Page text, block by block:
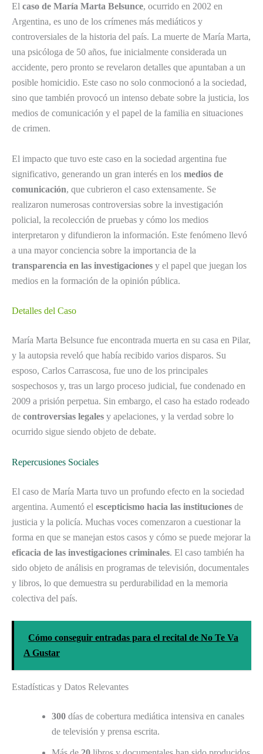
El caso de María Marta Belsunce, ocurrido en 2002 en
Argentina, es uno de los crímenes más mediáticos y
controversiales de la historia del país. La muerte de María Marta,
una psicóloga de 50 años, fue inicialmente considerada un
accidente, pero pronto se revelaron detalles que apuntaban a un
posible homicidio. Este caso no solo conmocionó a la sociedad,
sino que también provocó un intenso debate sobre la justicia, los
medios de comunicación y el papel de la familia en situaciones
de crimen.
El impacto que tuvo este caso en la sociedad argentina fue
significativo, generando un gran interés en los medios de
comunicación, que cubrieron el caso extensamente. Se
realizaron numerosas controversias sobre la investigación
policial, la recolección de pruebas y cómo los medios
interpretaron y difundieron la información. Este fenómeno llevó
a una mayor conciencia sobre la importancia de la
transparencia en las investigaciones y el papel que juegan los
medios en la formación de la opinión pública.
Detalles del Caso
María Marta Belsunce fue encontrada muerta en su casa en Pilar,
y la autopsia reveló que había recibido varios disparos. Su
esposo, Carlos Carrascosa, fue uno de los principales
sospechosos y, tras un largo proceso judicial, fue condenado en
2009 a prisión perpetua. Sin embargo, el caso ha estado rodeado
de controversias legales y apelaciones, y la verdad sobre lo
ocurrido sigue siendo objeto de debate.
Repercusiones Sociales
El caso de María Marta tuvo un profundo efecto en la sociedad
argentina. Aumentó el escepticismo hacia las instituciones de
justicia y la policía. Muchas voces comenzaron a cuestionar la
forma en que se manejan estos casos y cómo se puede mejorar la
eficacia de las investigaciones criminales. El caso también ha
sido objeto de análisis en programas de televisión, documentales
y libros, lo que demuestra su perdurabilidad en la memoria
colectiva del país.
Cómo conseguir entradas para el recital de No Te Va
A Gustar
Estadísticas y Datos Relevantes
300 días de cobertura mediática intensiva en canales
de televisión y prensa escrita.